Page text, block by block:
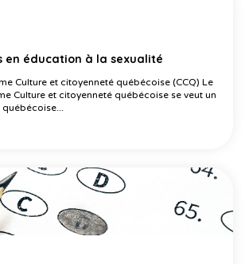
en éducation à la sexualité
Culture et citoyenneté québécoise (CCQ) Le
Culture et citoyenneté québécoise se veut un